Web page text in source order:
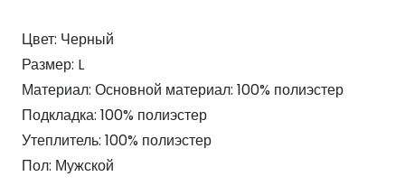
Цвет: Черный
Размер: L
Материал: Основной материал: 100% полиэстер
Подкладка: 100% полиэстер
Утеплитель: 100% полиэстер
Пол: Мужской